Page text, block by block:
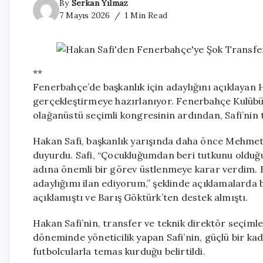
By Serkan Yılmaz
7 Mayıs 2026
1 Min Read
**
Fenerbahçe’de başkanlık için adaylığını
gerçekleştirmeye hazırlanıyor. Fenerbahçe
olağanüstü seçimli kongresinin ardından,
Hakan Safi, başkanlık yarışında daha önce
duyurdu. Safi, “Çocukluğumdan beri tutkunu
adına önemli bir görev üstlenmeye karar verdim.
adaylığımı ilan ediyorum,” şeklinde açıklamalarda
açıklamıştı ve Barış Göktürk’ten destek almıştı.
Hakan Safi’nin, transfer ve teknik direktör
döneminde yöneticilik yapan Safi’nin, güçlü bir
futbolcularla temas kurduğu belirtildi.